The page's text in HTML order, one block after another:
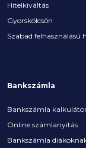
Hitelkiváltás
Gyorskölcsön
Szabad felhasználású
Bankszámla
Bankszámla
Online számlanyitás
Bankszámla